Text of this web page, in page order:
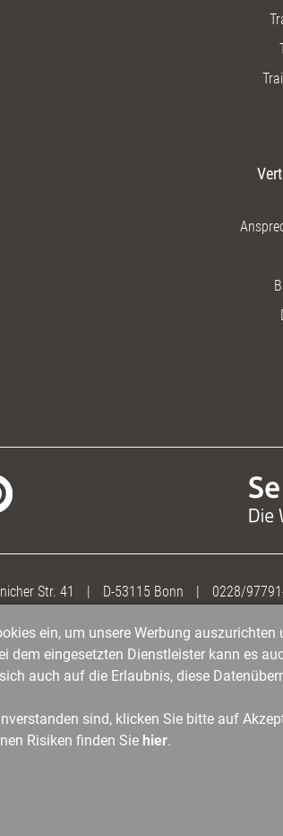
Str. 41 | D-53115 Bonn | 0228/
ein, um unsere Werbung
dem eingesetzten Dienstleister kann es
auch auf die Erlaubnis, diese
sind, klicken Sie bitte auf
Risiken finden Sie hier.